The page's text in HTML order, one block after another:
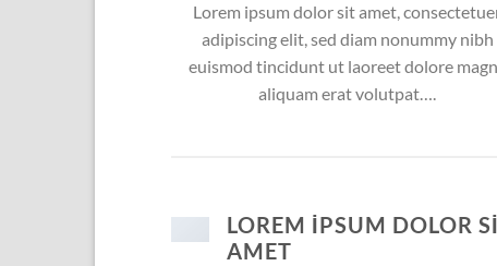
Lorem ipsum dolor sit amet,
adipiscing elit, sed diam nonummy nibh
euismod tincidunt ut laoreet dolore
aliquam erat volutpat….
LOREM IPSUM DOLOR
AMET